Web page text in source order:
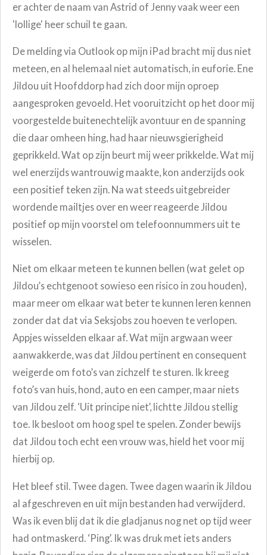
er achter de naam van Astrid of Jenny vaak weer een
'lollige' heer schuil te gaan.
De melding via Outlook op mijn iPad bracht mij dus niet
meteen, en al helemaal niet automatisch, in euforie. Ene
Jildou uit Hoofddorp had zich door mijn oproep
aangesproken gevoeld. Het vooruitzicht op het door mij
voorgestelde buitenechtelijk avontuur en de spanning
die daar omheen hing, had haar nieuwsgierigheid
geprikkeld. Wat op zijn beurt mij weer prikkelde. Wat mij
wel enerzijds wantrouwig maakte, kon anderzijds ook
een positief teken zijn. Na wat steeds uitgebreider
wordende mailtjes over en weer reageerde Jildou
positief op mijn voorstel om telefoonnummers uit te
wisselen.
Niet om elkaar meteen te kunnen bellen (wat gelet op
Jildou’s echtgenoot sowieso een risico in zou houden),
maar meer om elkaar wat beter te kunnen leren kennen
zonder dat dat via Seksjobs zou hoeven te verlopen.
Appjes wisselden elkaar af. Wat mijn argwaan weer
aanwakkerde, was dat Jildou pertinent en consequent
weigerde om foto’s van zichzelf te sturen. Ik kreeg
foto’s van huis, hond, auto en een camper, maar niets
van Jildou zelf. ‘Uit principe niet’, lichtte Jildou stellig
toe. Ik besloot om hoog spel te spelen. Zonder bewijs
dat Jildou toch echt een vrouw was, hield het voor mij
hierbij op.
Het bleef stil. Twee dagen. Twee dagen waarin ik Jildou
al afgeschreven en uit mijn bestanden had verwijderd.
Was ik even blij dat ik die gladjanus nog net op tijd weer
had ontmaskerd. ‘Ping’. Ik was druk met iets anders